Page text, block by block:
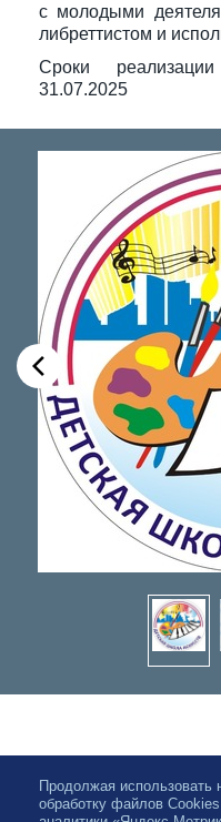
с молодыми
либреттистом и
Сроки
31.07.2025
Продолжая использовать
обработку файлов